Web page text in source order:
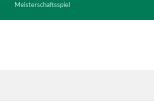
Meisterschaftsspiel